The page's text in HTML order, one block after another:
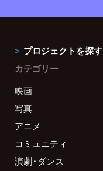
プロジェクトを探す
カテゴリー
映画
写真
アニメ
コミュニティ
演劇・ダンス